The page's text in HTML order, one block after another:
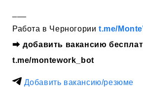
Работа в Черногории t.me/
⮕добавить вакансию
t.me/montework_bot
Добавить вакансию/резюме